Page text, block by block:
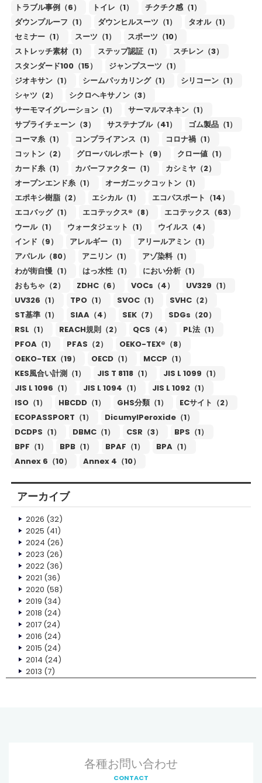
トラブル事例（6） トイレ（1）
チクチク感（1）
ダウンプルーフ（1）
ダウンヒルスーツ（1）
タオル（1）
セミナー（1）
スーツ（1）
スポーツ（10）
ストレッチ素材（1）
ステップ認証（1）
スチレン（3）
スタンダード100（15）
ジャンプスーツ（1）
ジオキサン（1）
シームパッカリング（1）
シリコーン（1）
シャツ（2）
シクロヘキサノン（3）
サーモマイグレーション（1）
サーマルマネキン（1）
サプライチェーン（3）
サステナブル（41）
ゴム製品（1）
コーマ糸（1）
コンプライアンス（1）
コロナ禍（1）
コットン（2）
グローバルレポート（9）
クロー値（1）
カード糸（1）
カバーファクター（1）
カシミヤ（2）
オープンエンド糸（1）
オーガニックコットン（1）
エポキシ樹脂（2）
エシカル（1）
エコパスポート（14）
エコバッグ（1）
エコテックス®（8）
エコテックス（63）
ウール（1）
ウォータジェット（1）
ウイルス（4）
インド（9）
アレルギー（1）
アリールアミン（1）
アパレル（80）
アニリン（1）
アゾ染料（1）
わが街自慢（1）
はっ水性（1）
におい分析（1）
おもちゃ（2）
ZDHC（6） VOCs（4）
UV329（1）
UV326（1）
TPO（1） SVOC（1）
SVHC（2）
ST基準（1）
SIAA（4） SEK（7）
SDGs（20）
RSL（1）
REACH規則（2） QCS（4）
PL法（1）
PFOA（1）
PFAS（2）
OEKO-TEX®（8）
OEKO-TEX（19）
OECD（1）
MCCP（1）
KES風合い計測（1）
JIS T 8118（1）
JIS L 1099（1）
JIS L 1096（1）
JIS L 1094（1）
JIS L 1092（1）
ISO（1）
HBCDD（1） GHS分類（1）
ECサイト（2）
ECOPASSPORT（1）
DicumylPeroxide（1）
DCDPS（1）
DBMC（1） CSR（3）
BPS（1）
BPF（1）
BPB（1） BPAF（1）
BPA（1）
Annex 6（10）
Annex 4（10）
アーカイブ
2026 (32)
2025 (41)
2024 (26)
2023 (26)
2022(36)
2021 (36)
2020 (58)
2019 (34)
2018 (24)
2017(24)
2016 (24)
2015 (24)
2014 (24)
2013 (7)
各種お問い合わせ
CONTACT